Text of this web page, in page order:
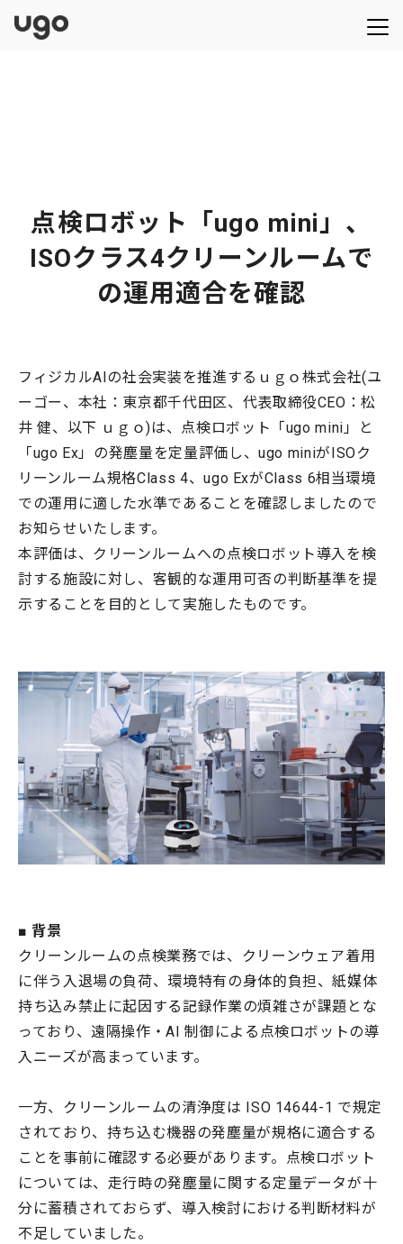
点検ロボット「ugo mini」、
ISOクラス4クリーンルームで
の運用適合を確認
フィジカルAIの社会実装を推進するｕｇｏ株式会社(ユ
ーゴー、本社：東京都千代田区、代表取締役CEO：松
井 健、以下 ｕｇｏ)は、点検ロボット「ugo mini」と
「ugo Ex」の発塵量を定量評価し、ugo miniがISOク
リーンルーム規格Class 4、ugo ExがClass 6相当環境
での運用に適した水準であることを確認しましたので
お知らせいたします。
本評価は、クリーンルームへの点検ロボット導入を検
討する施設に対し、客観的な運用可否の判断基準を提
示することを目的として実施したものです。
■ 背景
クリーンルームの点検業務では、クリーンウェア着用
に伴う入退場の負荷、環境特有の身体的負担、紙媒体
持ち込み禁止に起因する記録作業の煩雑さが課題とな
っており、遠隔操作・AI 制御による点検ロボットの導
入ニーズが高まっています。
一方、クリーンルームの清浄度は ISO 14644-1 で規定
されており、持ち込む機器の発塵量が規格に適合する
ことを事前に確認する必要があります。点検ロボット
については、走行時の発塵量に関する定量データが十
分に蓄積されておらず、導入検討における判断材料が
不足していました。